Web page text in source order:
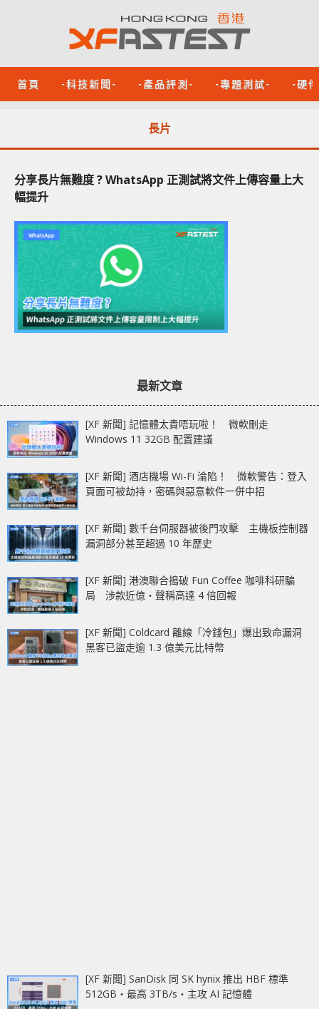
首頁 -科技新聞- -產品評測- -專題測試- -硬
長片
分享長片無難度 ? WhatsApp 正測試將文件上傳容量上大
幅提升
最新文章
[XF 新聞] 記憶體太貴唔玩啦！ 微軟刪走
Windows 11 32GB 配置建議
[XF 新聞] 酒店機場 Wi-Fi 淪陷！ 微軟警告：登入
頁面可被劫持，密碼與惡意軟件一併中招
[XF 新聞] 數千台伺服器被後門攻擊 主機板控制器
漏洞部分甚至超過 10 年歷史
[XF 新聞] 港澳聯合搗破 Fun Coffee 咖啡科研騙
局 涉款近億‧聲稱高達 4 倍回報
[XF 新聞] Coldcard 離線「冷錢包」爆出致命漏洞
黑客已盜走逾 1.3 億美元比特幣
[XF 新聞] SanDisk 同 SK hynix 推出 HBF 標準
512GB‧最高 3TB/s‧主攻 AI 記憶體